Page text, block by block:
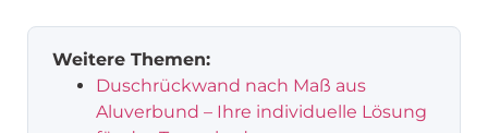
Weitere Themen:
Duschrückwand nach Maß aus
Aluverbund – Ihre individuelle Lösung